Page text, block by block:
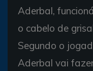
Aderbal,
o cabelo de
Segundo o
Aderbal vai